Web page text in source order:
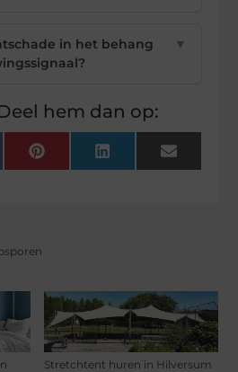
Stretchtent huren in Hilversum
in het behang
▼
hem dan op:
Pinterest LinkedIn Email